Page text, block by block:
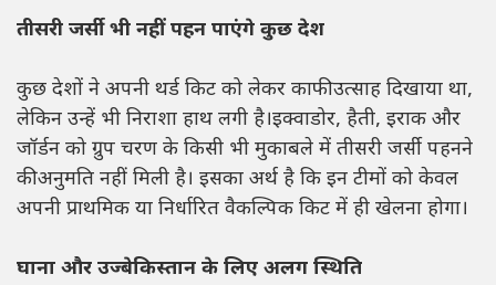
तीसरी जर्सी भी नहीं पहन पाएंगे कुछ देश
कुछ देशों ने अपनी थर्ड किट को लेकर काफी उत्साह दिखाया था,
लेकिन उन्हें भी निराशा हाथ लगी है।इक्वाडोर, हैती, इराक और
जॉर्डन को ग्रुप चरण के किसी भी मुकाबले में तीसरी जर्सी पहनने
की अनुमति नहीं मिली है। इसका अर्थ है कि इन टीमों को केवल
अपनी प्राथमिक या निर्धारित वैकल्पिक किट में ही खेलना होगा।
घाना और उज्बेकिस्तान के लिए अलग स्थिति